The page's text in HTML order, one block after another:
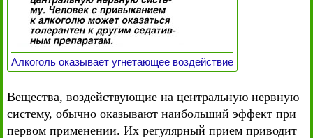
Алкоголь оказывает угнетающее воздействие
Вещества, воздействующие на центральную нервную
систему, обычно оказывают наибольший эффект при
первом применении. Их регулярный прием приводит